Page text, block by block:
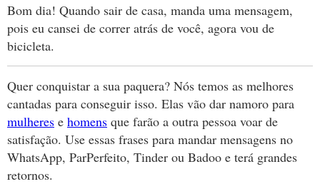
Bom dia! Quando sair de casa, manda uma mensagem,
pois eu cansei de correr atrás de você, agora vou de
bicicleta.
Quer conquistar a sua paquera? Nós temos as melhores
cantadas para conseguir isso. Elas vão dar namoro para
mulheres e homens que farão a outra pessoa voar de
satisfação. Use essas frases para mandar mensagens no
WhatsApp, ParPerfeito, Tinder ou Badoo e terá grandes
retornos.